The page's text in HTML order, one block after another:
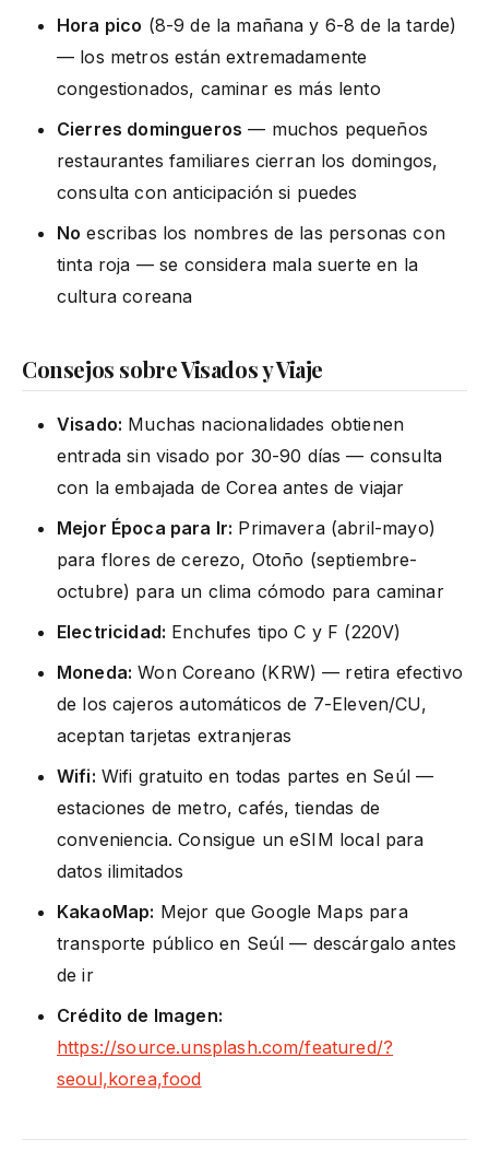
Hora pico (8-9 de la mañana y 6-8 de la tarde)
— los metros están extremadamente
congestionados, caminar es más lento
Cierres domingueros — muchos pequeños
restaurantes familiares cierran los domingos,
consulta con anticipación si puedes
No escribas los nombres de las personas con
tinta roja — se considera mala suerte en la
cultura coreana
Consejos sobre Visados y Viaje
Visado: Muchas nacionalidades obtienen
entrada sin visado por 30-90 días — consulta
con la embajada de Corea antes de viajar
Mejor Época para Ir: Primavera (abril-mayo)
para flores de cerezo, Otoño (septiembre-
octubre) para un clima cómodo para caminar
Electricidad: Enchufes tipo C y F (220V)
Moneda: Won Coreano (KRW) — retira efectivo
de los cajeros automáticos de 7-Eleven/CU,
aceptan tarjetas extranjeras
Wifi: Wifi gratuito en todas partes en Seúl —
estaciones de metro, cafés, tiendas de
conveniencia. Consigue un eSIM local para
datos ilimitados
KakaoMap: Mejor que Google Maps para
transporte público en Seúl — descárgalo antes
de ir
Crédito de Imagen:
https://source.unsplash.com/featured/?
seoul,korea,food